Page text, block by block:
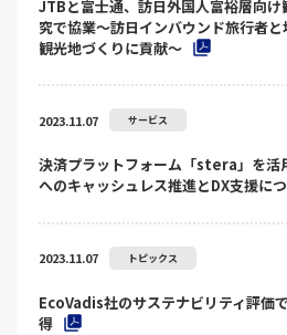
JTBと富士通、訪日外国人富裕層向
究で協業～訪日インバウンド旅行者
観光地づくりに貢献～
2023.11.07 サービス
決済プラットフォーム「stera」を活
へのキャッシュレス推進とDX支援に
2023.11.07 トピックス
EcoVadis社のサステナビリティ評価
得